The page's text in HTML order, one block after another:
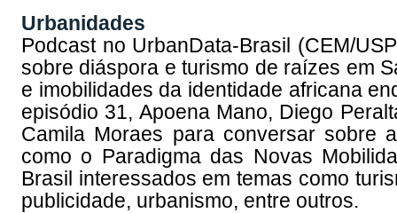
Urbanidades
Podcast no UrbanData-Brasil (CEM/
sobre diáspora e turismo de raízes em
e imobilidades da identidade africana
episódio 31, Apoena Mano, Diego
Camila Moraes para conversar sobre
como o Paradigma das Novas
Brasil interessados em temas como
publicidade, urbanismo, entre outros.